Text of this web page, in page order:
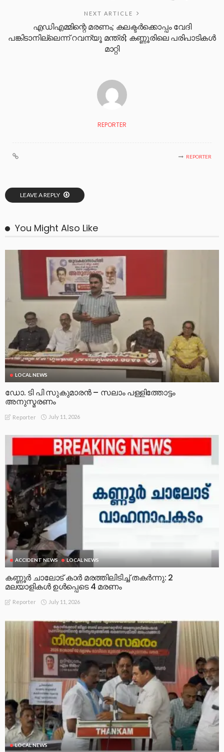
NEXT ARTICLE
എഡിഎമ്മിന്റെ മരണം; കലക്ടര്‍ക്കൊപ്പം വേദി
പങ്കിടാനില്ലെന്ന് റവന്യൂ മന്ത്രി; കണ്ണൂരിലെ പരിപാടികള്‍
മാറ്റി
REPORTER
REPORTER
LEAVE A REPLY
You Might Also Like
LOCAL NEWS
ഡോ. ടി പി സുകുമാരൻ – സലാം പള്ളിത്തോട്ടം
അനുസ്മരണം
Reporter July 11, 2026
ACCIDENT NEWS LOCAL NEWS
കണ്ണൂർ ചാലോട് കാര്‍ മരത്തിലിടിച്ച് തകര്‍ന്നു: 2
മലയാളികൾ ഉൾപ്പെടെ 4 മരണം
Reporter July 11, 2026
LOCAL NEWS